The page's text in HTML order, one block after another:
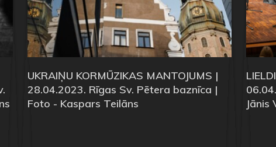
UKRAIŅU KORMŪZIKAS MANTOJUMS |
28.04.2023. Rīgas Sv. Pētera baznīca |
Foto - Kaspars Teilāns
Jānis